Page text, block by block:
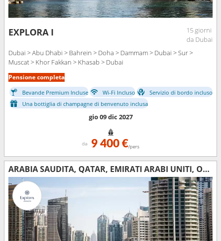
EXPLORA I
15 giorni
da Dubai
Dubai > Abu Dhabi > Bahrein > Doha > Dammam > Dubai > Sur >
Muscat > Khor Fakkan > Khasab > Dubai
Pensione completa
Bevande Premium Incluse Wi-Fi Incluso
Servizio di bordo incluso
Una bottiglia di champagne di benvenuto inclusa
gio 09 dic 2027
da 9 400 €/pers
ARABIA SAUDITA, QATAR, EMIRATI ARABI UNITI, OMAN